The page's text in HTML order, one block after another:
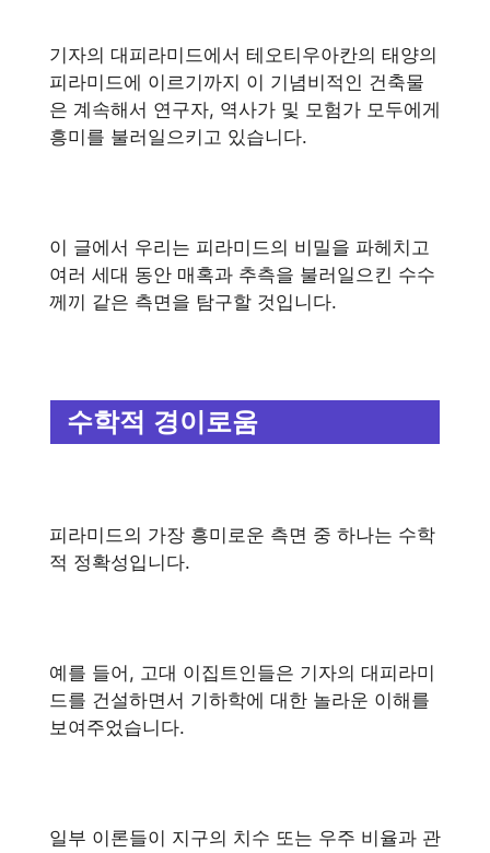
기자의 대피라미드에서 테오티우아칸의 태양의
피라미드에 이르기까지 이 기념비적인 건축물
은 계속해서 연구자, 역사가 및 모험가 모두에게
흥미를 불러일으키고 있습니다.
이 글에서 우리는 피라미드의 비밀을 파헤치고
여러 세대 동안 매혹과 추측을 불러일으킨 수수
께끼 같은 측면을 탐구할 것입니다.
수학적 경이로움
피라미드의 가장 흥미로운 측면 중 하나는 수학
적 정확성입니다.
예를 들어, 고대 이집트인들은 기자의 대피라미
드를 건설하면서 기하학에 대한 놀라운 이해를
보여주었습니다.
일부 이론들이 지구의 치수 또는 우주 비율과 관